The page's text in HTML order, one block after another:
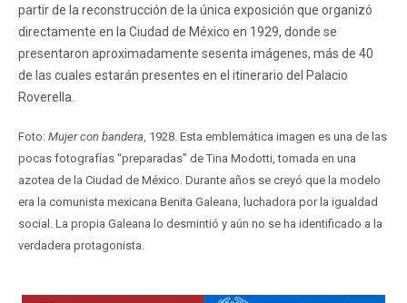
partir de la reconstrucción de la única exposición que organizó
directamente en la Ciudad de México en 1929, donde se
presentaron aproximadamente sesenta imágenes, más de 40
de las cuales estarán presentes en el itinerario del Palacio
Roverella.
Foto: Mujer con bandera , 1928. Esta emblemática imagen es una de las
pocas fotografías “preparadas” de Tina Modotti, tomada en una
azotea de la Ciudad de México. Durante años se creyó que la modelo
era la comunista mexicana Benita Galeana, luchadora por la igualdad
social. La propia Galeana lo desmintió y aún no se ha identificado a la
verdadera protagonista.